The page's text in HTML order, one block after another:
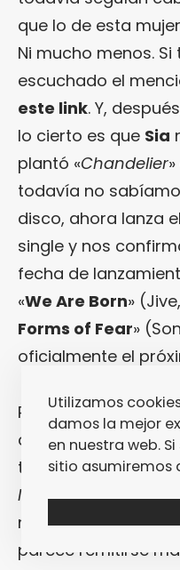
que lo de esta
Ni mucho menos.
escuchado el
este link. Y,
lo cierto es que Sia
plantó «Chandelier
todavía no
disco, ahora lanza
single y nos
fecha de
«We Are Born»
Forms of Fear»
oficialmente el
Pero, como
centrarse aquí es
tiene nuevo single,
Needle» y que no
ni lo pretende. En
parece remitirse
Utilizamos
damos la mejor
en nuestra web.
sitio asumiremos